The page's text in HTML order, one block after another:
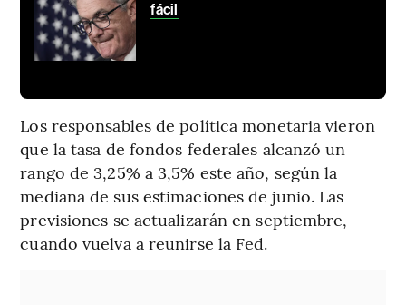
fácil
Los responsables de política monetaria vieron
que la tasa de fondos federales alcanzó un
rango de 3,25% a 3,5% este año, según la
mediana de sus estimaciones de junio. Las
previsiones se actualizarán en septiembre,
cuando vuelva a reunirse la Fed.